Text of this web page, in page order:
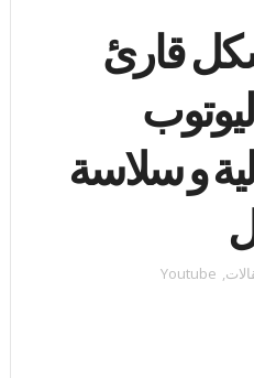
قارئ
و سلاسة
,
Youtube